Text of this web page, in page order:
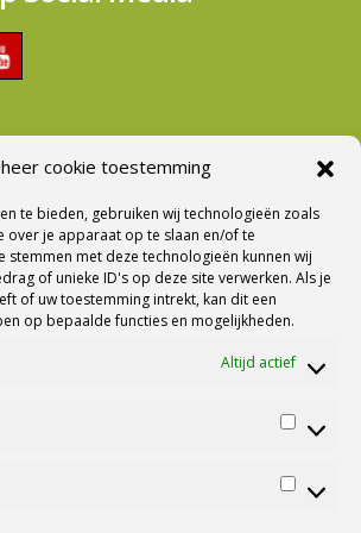
cookie toestemming
te bieden, gebruiken wij technologieën zoals
over je apparaat op te slaan en/of te
stemmen met deze technologieën kunnen wij
of unieke ID's op deze site verwerken. Als je
of uw toestemming intrekt, kan dit een
op bepaalde functies en mogelijkheden.
Altijd actief